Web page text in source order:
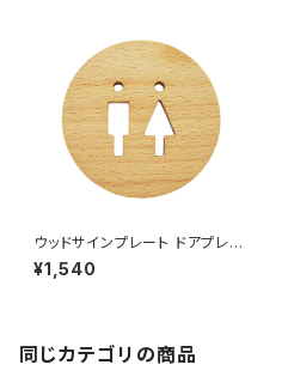
ウッドサインプレート ドアプレー
ト 案内 木製 トイレ TOILET ビ
ーチ材
¥1,540
同じカテゴリの商品